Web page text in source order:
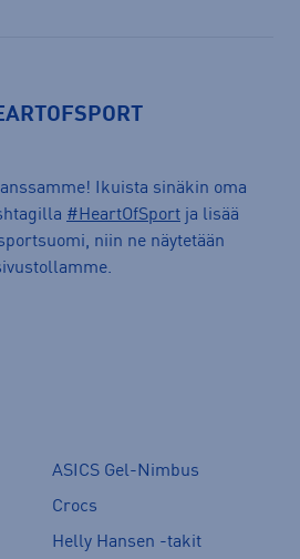
Ikuista sinäkin oma
#HeartOfSport ja lisää
niin ne näytetään
ASICS Gel-Nimbus
Crocs
Helly Hansen -takit